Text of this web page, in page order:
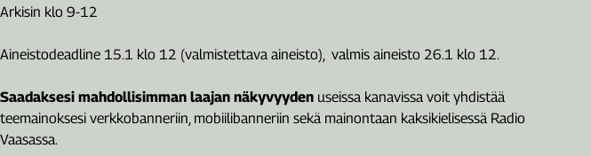
Arkisin klo 9-12
Aineistodeadline 15.1 klo 12 (valmistettava aineisto), valmis aineisto 26.1 klo 12.
Saadaksesi mahdollisimman laajan näkyvyyden useissa kanavissa voit yhdistää
teemainoksesi verkkobanneriin, mobiilibanneriin sekä mainontaan kaksikielisessä Radio
Vaasassa.